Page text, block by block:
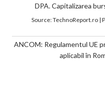
DPA. Capitalizarea
Source:TechnoReport.ro|
ANCOM: Regulamentul UE
aplicabil în